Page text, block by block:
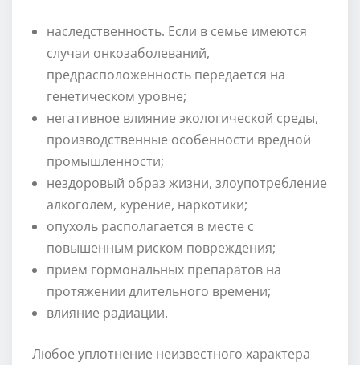
наследственность. Если в семье имеются
случаи онкозаболеваний,
предрасположенность передается на
генетическом уровне;
негативное влияние экологической среды,
производственные особенности вредной
промышленности;
нездоровый образ жизни, злоупотребление
алкоголем, курение, наркотики;
опухоль располагается в месте с
повышенным риском повреждения;
прием гормональных препаратов на
протяжении длительного времени;
влияние радиации.
Любое уплотнение неизвестного характера